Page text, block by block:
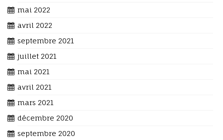
mai 2022
avril 2022
septembre 2021
juillet 2021
mai 2021
avril 2021
mars 2021
décembre 2020
septembre 2020